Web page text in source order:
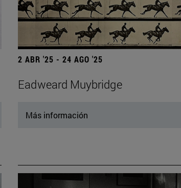
2 ABR '25 - 24 AGO '25
Eadweard Muybridge
Más información